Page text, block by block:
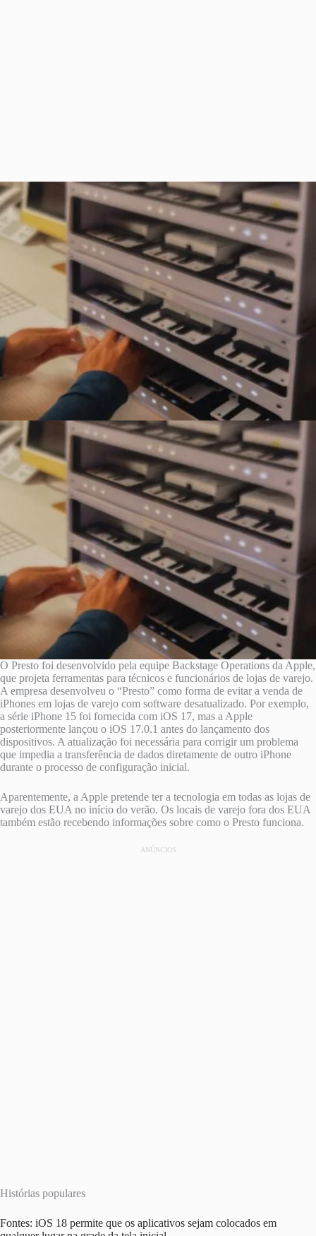
O Presto foi desenvolvido pela equipe Backstage Operations da Apple,
que projeta ferramentas para técnicos e funcionários de lojas de varejo.
A empresa desenvolveu o “Presto” como forma de evitar a venda de
iPhones em lojas de varejo com software desatualizado. Por exemplo,
a série iPhone 15 foi fornecida com iOS 17, mas a Apple
posteriormente lançou o iOS 17.0.1 antes do lançamento dos
dispositivos. A atualização foi necessária para corrigir um problema
que impedia a transferência de dados diretamente de outro ‌iPhone‌
durante o processo de configuração inicial.
Aparentemente, a Apple pretende ter a tecnologia em todas as lojas de
varejo dos EUA no início do verão. Os locais de varejo fora dos EUA
também estão recebendo informações sobre como o Presto funciona.
ANÚNCIOS
Histórias populares
Fontes: iOS 18 permite que os aplicativos sejam colocados em